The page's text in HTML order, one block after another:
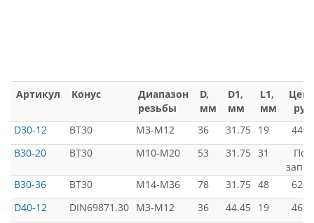
Артикул Конус
Диапазон
резьбы
D,
мм
D1,
мм
L1,
мм
руб
D30-12
BT30 M3-M12 36 31.75 19
4400
B30-20
BT30 M10-M20 53 31.75 31
Под
B30-36
BT30 M14-M36 78 31.75 48
6200
D40-12
DIN69871.30 M3-M12 36 44.45 19
4699